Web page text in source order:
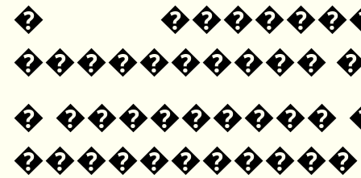
�
����������
� ���������